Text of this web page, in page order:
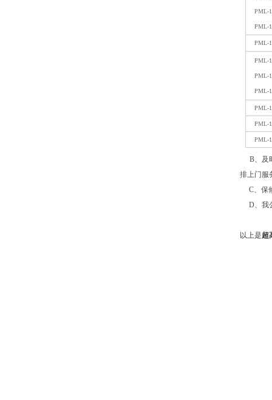
PML-
PML-
PML-
PML-
PML-
PML-
PML-
PML-
PML-
B、及
排上门服
C、保
D、我
以上是超